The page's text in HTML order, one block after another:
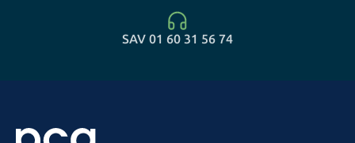
SAV 01 60 31 56 74